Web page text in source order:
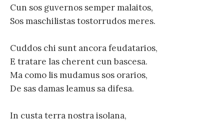
Cun sos guvernos semper malaitos,
Sos maschilistas tostorrudos meres.
Cuddos chi sunt ancora feudatarios,
E tratare las cherent cun bascesa.
Ma como lis mudamus sos orarios,
De sas damas leamus sa difesa.
In custa terra nostra isolana,